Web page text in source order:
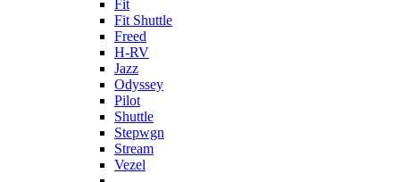
Fit
Fit Shuttle
Freed
H-RV
Jazz
Odyssey
Pilot
Shuttle
Stepwgn
Stream
Vezel